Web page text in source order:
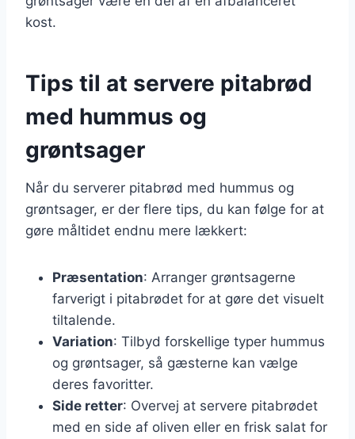
kost.
Tips til at servere pitabrød
med hummus og
grøntsager
Når du serverer pitabrød med hummus og
grøntsager, er der flere tips, du kan følge for at
gøre måltidet endnu mere lækkert:
Præsentation: Arranger grøntsagerne
farverigt i pitabrødet for at gøre det visuelt
tiltalende.
Variation: Tilbyd forskellige typer hummus
og grøntsager, så gæsterne kan vælge
deres favoritter.
Side retter: Overvej at servere pitabrødet
med en side af oliven eller en frisk salat for